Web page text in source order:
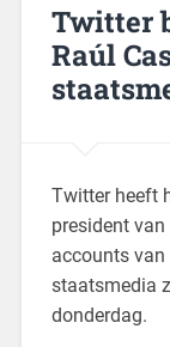
Twitter
Raúl
Twitter heeft
president van
accounts
staatsmedia
donderdag.